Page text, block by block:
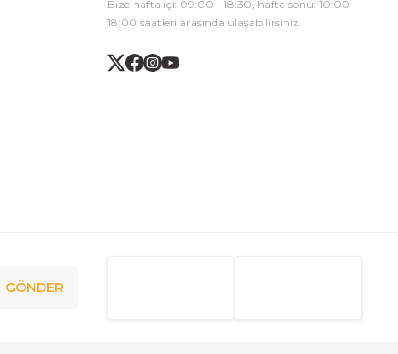
Bize hafta içi: 09:00 - 18:30, hafta sonu: 10:00 -
18:00 saatleri arasında ulaşabilirsiniz.
GÖNDER